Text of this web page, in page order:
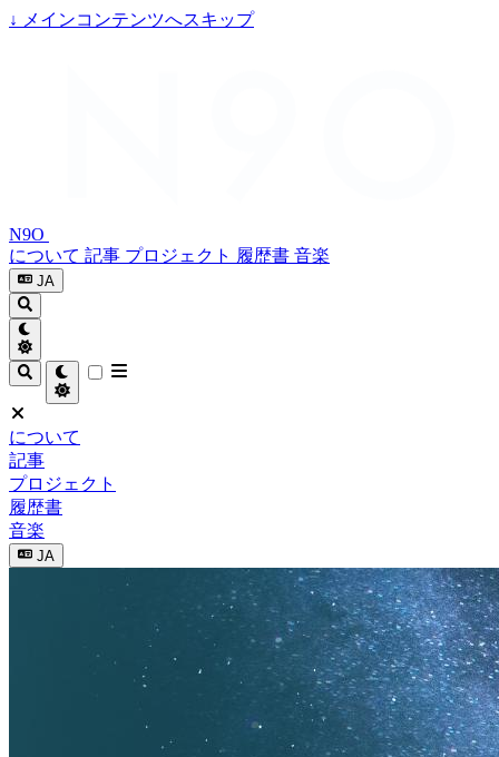
↓ メインコンテンツへスキップ
N9O
について 記事 プロジェクト 履歴書 音楽
JA
について
記事
プロジェクト
履歴書
音楽
JA